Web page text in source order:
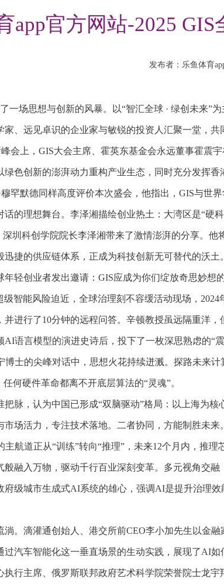
app官方网站-2025
发布者：乐鱼体育
一场思想与创新的风暴。以“智汇全球 · 绿创未来
、远见卓识的企业家与敏锐的投资人汇聚一堂，
会上，GIS大会主席、霍英东基金会永远董事霍震
色创新的澎湃动力重构产业生态，同时充分发挥
穆罕默德同样高度评价本次盛会，他指出，GIS与
话的理想舞台。李泽湘描绘创业热土：大湾区是“
深圳科创学院院长李泽湘带来了激情澎湃的分享。
迅捷的供应链体系，正成为科技创新无可替代的沃
轻创业者发出邀请：GIS应成为你们绽放奇思妙想
智能风险迫近，全球治理刻不容缓活动现场，
并进行了10分钟的远程问答。辛顿教授虽远隔重洋
语言模型的演进史诗后，投下了一枚深思熟虑的“
博士的尖峰对话中，思想火花持续迸溅。探路未来
何硬件革命都离不开底层算法的“灵魂”。
脉，认为中国已形成“双脑驱动”格局：以上海为
市场活力，专注技术落地。二者协同，方能制胜未
航道正从“训练”转向“推理”，未来12个月内，推
般融入万物，驱动千行百业深刻变革。多元视角交
级城市生成式AI系统的雄心，强调AI是提升治理效
淌。滴灌通创始人、港交所前CEO李小加先生以金
过汽车智能化这一垂直场景的生动实践，展现了AI
执行主席、俄罗斯联邦政府艺术科学院荣誉院士龙